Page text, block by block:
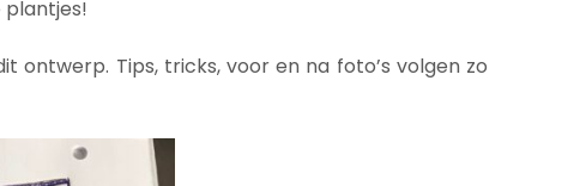
plantjes!
Tips, tricks, voor en na foto’s volgen zo